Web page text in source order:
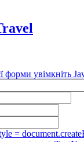
форми увімкніть
=